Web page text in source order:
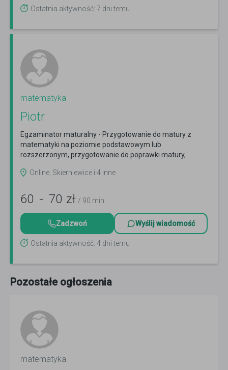
Ostatnia aktywność: 7 dni temu
matematyka
Piotr
Egzaminator maturalny - Przygotowanie do matury z
matematyki na poziomie podstawowym lub
rozszerzonym, przygotowanie do poprawki matury,
Online, Skierniewice i 4 inne
60 - 70 zł / 90 min
Zadzwoń Wyślij wiadomość
Ostatnia aktywność: 4 dni temu
Pozostałe ogłoszenia
matematyka